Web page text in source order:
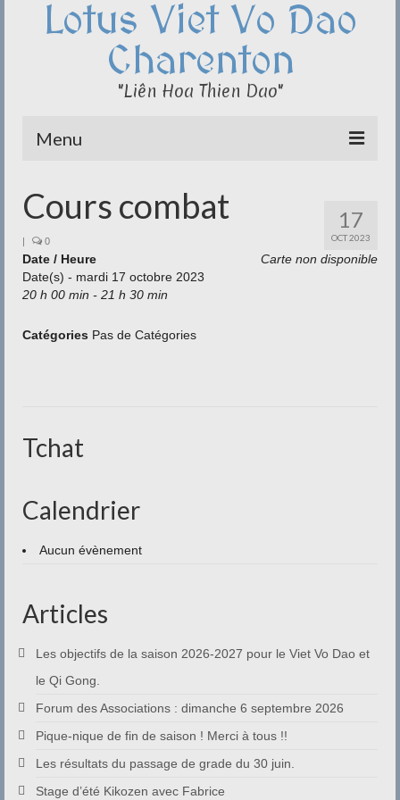
Lotus Viet Vo Dao
Charenton
"Liên Hoa Thien Dao"
Menu
Qi Cong – Taï Chi
Disciplines
Méditation
Documentation
17
OCT 2023
Cours combat
| 0
Carte non disponible
Date / Heure
Date(s) - mardi 17 octobre 2023
20 h 00 min - 21 h 30 min
Catégories Pas de Catégories
Tchat
Calendrier
Aucun évènement
Articles
Les objectifs de la saison 2026-2027 pour le Viet Vo Dao et
le Qi Gong.
Forum des Associations : dimanche 6 septembre 2026
Pique-nique de fin de saison ! Merci à tous !!
Les résultats du passage de grade du 30 juin.
Stage d’été Kikozen avec Fabrice